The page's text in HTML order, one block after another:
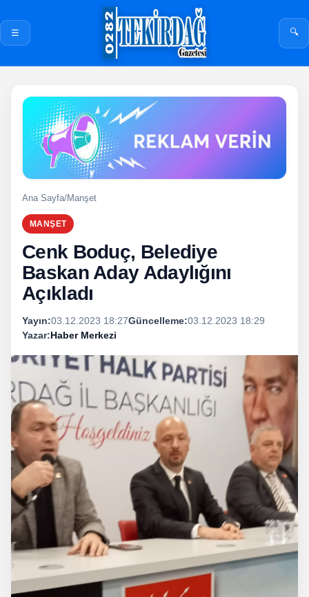
☰ 🔍
Ana Sayfa/Manşet
MANŞET
Cenk Boduç, Belediye
Baskan Aday Adaylığını
Açıkladı
Yayın:03.12.2023 18:27Güncelleme:03.12.2023 18:29
Yazar:Haber Merkezi